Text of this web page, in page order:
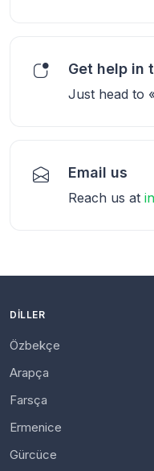
Get help in
Just head to
Email us
Reach us at
DILLER
Özbekçe
Arapça
Farsça
Ermenice
Gürcüce